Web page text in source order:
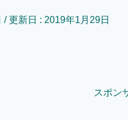
/ 更新日 : 2019年1月29日
スポン